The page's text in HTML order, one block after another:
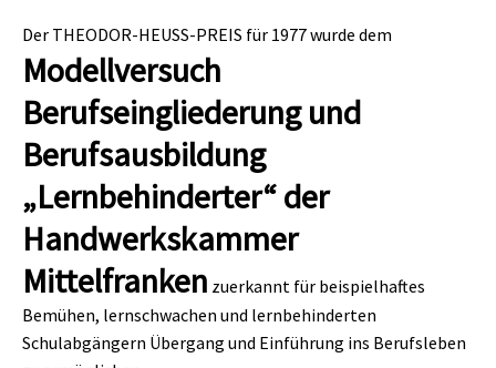
Der THEODOR-HEUSS-PREIS für 1977 wurde dem
Modellversuch
Berufseingliederung und
Berufsausbildung
„Lernbehinderter“ der
Handwerkskammer
Mittelfranken zuerkannt für beispielhaftes
Bemühen, lernschwachen und lernbehinderten
Schulabgängern Übergang und Einführung ins Berufsleben